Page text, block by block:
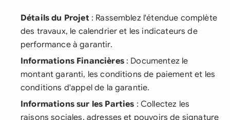
Détails du Projet : Rassemblez l'étendue complète
des travaux, le calendrier et les indicateurs de
performance à garantir.
Informations Financières: Documentez le
montant garanti, les conditions de paiement et les
conditions d'appel de la garantie.
Informations sur les Parties : Collectez les
raisons sociales, adresses et pouvoirs de signature